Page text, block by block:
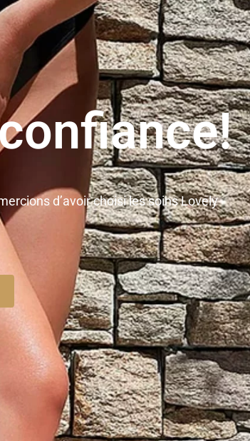
d’avoir choisi les soins Lovely